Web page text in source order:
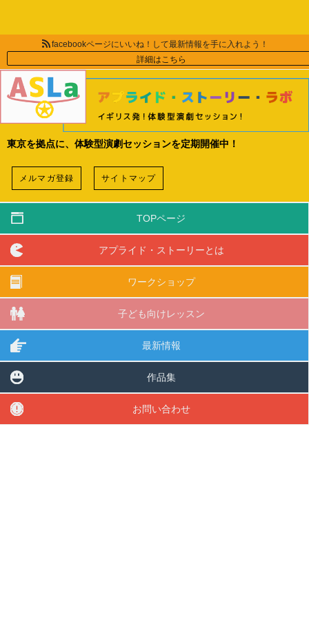
facebookページにいいね！して最新情報を手に入れよう！
詳細はこちら
東京を拠点に、体験型演劇セッションを定期開催中！
メルマガ登録 サイトマップ
TOPページ
アプライド・ストーリーとは
ワークショップ
子ども向けレッスン
最新情報
作品集
お問い合わせ